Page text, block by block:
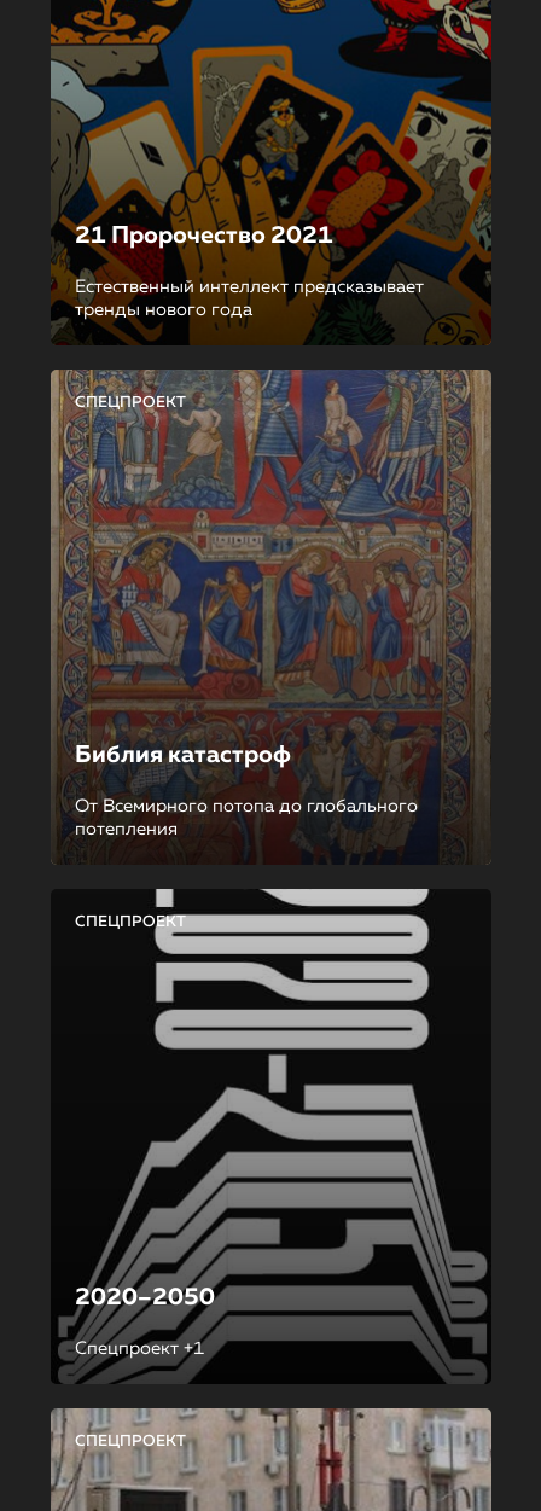
21 Пророчество 2021
Естественный интеллект предсказывает
тренды нового года
СПЕЦПРОЕКТ
Библия катастроф
От Всемирного потопа до глобального
потепления
СПЕЦПРОЕКТ
2020–2050
Спецпроект +1
СПЕЦПРОЕКТ